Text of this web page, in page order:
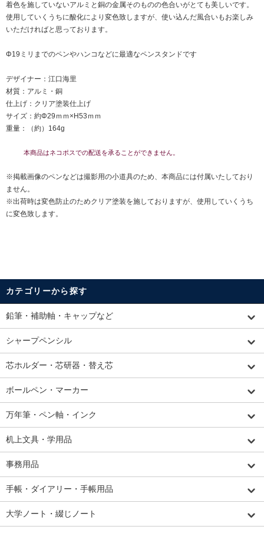
着色を施していないアルミと銅の金属そのものの色合いがとても美しいです。
使用していくうちに酸化により変色致しますが、使い込んだ風合いもお楽しみ
いただければと思っております。
Φ19ミリまでのペンやハンコなどに最適なペンスタンドです
デザイナー：江口海里
材質：アルミ・銅
仕上げ：クリア塗装仕上げ
サイズ：約Φ29ｍｍ×H53ｍｍ
重量：（約）164g
本商品はネコポスでの配送を承ることができません。
※掲載画像のペンなどは撮影用の小道具のため、本商品には付属いたしており
ません。
※出荷時は変色防止のためクリア塗装を施しておりますが、使用していくうち
に変色致します。
カテゴリーから探す
鉛筆・補助軸・キャップなど
シャープペンシル
芯ホルダー・芯研器・替え芯
ボールペン・マーカー
万年筆・ペン軸・インク
机上文具・学用品
事務用品
手帳・ダイアリー・手帳用品
大学ノート・綴じノート